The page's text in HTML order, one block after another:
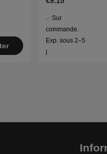
Sur
commande.
Exp. sous 2–5
j